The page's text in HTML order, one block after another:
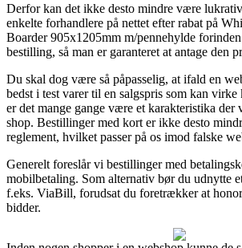
Derfor kan det ikke desto mindre være
enkelte forhandlere på nettet efter rabat på
Boarder 905x1205mm m/pennehylde
bestilling, så man er garanteret at antage den
Du skal dog være så påpasselig, at ifald en
bedst i test varer til en salgspris som kan
er det mange gange være et karakteristika der
shop. Bestillinger med kort er ikke desto
reglement, hvilket passer på os imod falske
Generelt foreslår vi bestillinger med
mobilbetaling. Som alternativ bør du udnytte
f.eks. ViaBill, forudsat du foretrækker at
bidder.